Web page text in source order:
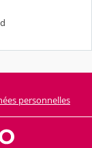
personnelles